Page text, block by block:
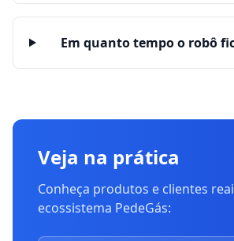
Em quanto tempo o robô
Veja na prática
Conheça produtos e clientes
ecossistema PedeGás: